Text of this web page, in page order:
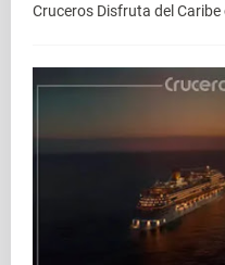
Cruceros Disfruta del